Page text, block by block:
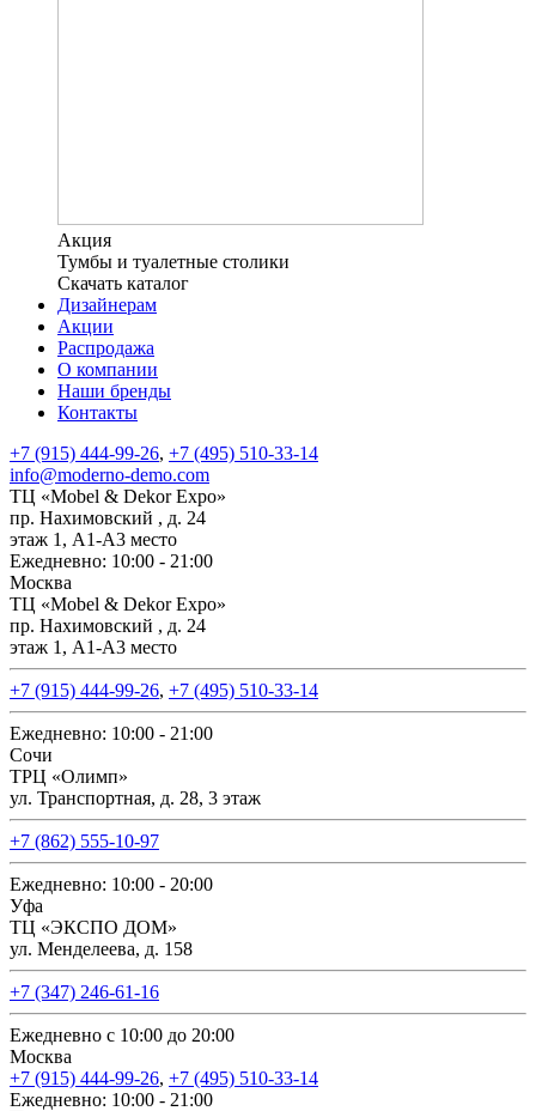
Акция
Тумбы и туалетные столики
Скачать каталог
Дизайнерам
Акции
Распродажа
О компании
Наши бренды
Контакты
+7 (915) 444-99-26, +7 (495) 510-33-14
info@moderno-demo.com
ТЦ «Mobel & Dekor Expo»
пр. Нахимовский , д. 24
этаж 1, А1-А3 место
Ежедневно: 10:00 - 21:00
Москва
ТЦ «Mobel & Dekor Expo»
пр. Нахимовский , д. 24
этаж 1, А1-А3 место
+7 (915) 444-99-26, +7 (495) 510-33-14
Ежедневно: 10:00 - 21:00
Сочи
ТРЦ «Олимп»
ул. Транспортная, д. 28, 3 этаж
+7 (862) 555-10-97
Ежедневно: 10:00 - 20:00
Уфа
ТЦ «ЭКСПО ДОМ»
ул. Менделеева, д. 158
+7 (347) 246-61-16
Ежедневно с 10:00 до 20:00
Москва
+7 (915) 444-99-26, +7 (495) 510-33-14
Ежедневно: 10:00 - 21:00